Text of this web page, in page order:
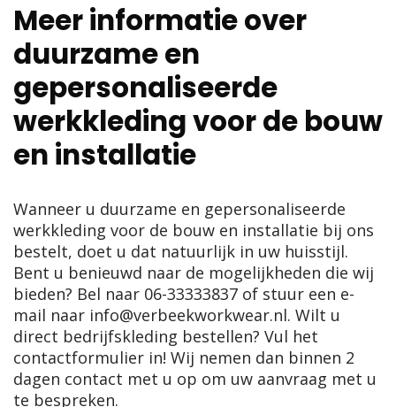
Meer informatie over
duurzame en
gepersonaliseerde
werkkleding voor de bouw
en installatie
Wanneer u duurzame en gepersonaliseerde
werkkleding voor de bouw en installatie bij ons
bestelt, doet u dat natuurlijk in uw huisstijl.
Bent u benieuwd naar de mogelijkheden die wij
bieden? Bel naar 06-33333837 of stuur een e-
mail naar info@verbeekworkwear.nl. Wilt u
direct bedrijfskleding bestellen? Vul het
contactformulier in! Wij nemen dan binnen 2
dagen contact met u op om uw aanvraag met u
te bespreken.